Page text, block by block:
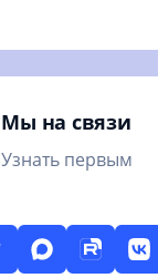
Мы на связи
Узнать первым